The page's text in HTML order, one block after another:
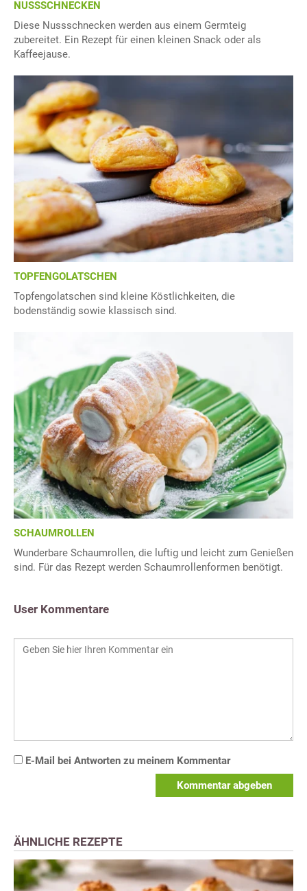
NUSSSCHNECKEN
Diese Nussschnecken werden aus einem Germteig
zubereitet. Ein Rezept für einen kleinen Snack oder als
Kaffeejause.
TOPFENGOLATSCHEN
Topfengolatschen sind kleine Köstlichkeiten, die
bodenständig sowie klassisch sind.
SCHAUMROLLEN
Wunderbare Schaumrollen, die luftig und leicht zum Genießen
sind. Für das Rezept werden Schaumrollenformen benötigt.
User Kommentare
E-Mail bei Antworten zu meinem Kommentar
Kommentar abgeben
ÄHNLICHE REZEPTE